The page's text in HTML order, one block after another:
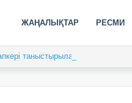
ЖАҢАЛЫҚТАР РЕСМИ
таныстырылады